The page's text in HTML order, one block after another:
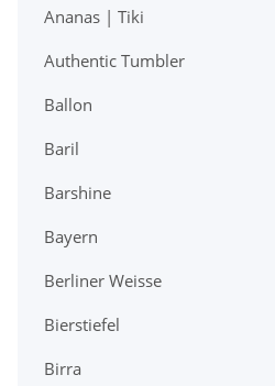
Ananas | Tiki
Authentic Tumbler
Ballon
Baril
Barshine
Bayern
Berliner Weisse
Bierstiefel
Birra